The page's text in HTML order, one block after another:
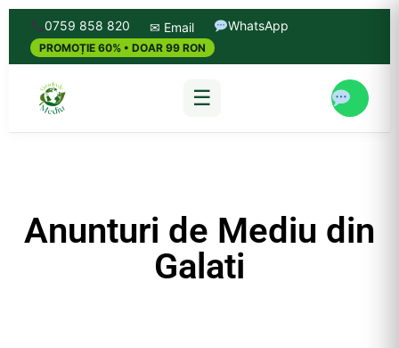
0759 858 820 ✉ Email WhatsApp
PROMOȚIE 60% • DOAR 99 RON
☰
Anunturi de Mediu din
Galati